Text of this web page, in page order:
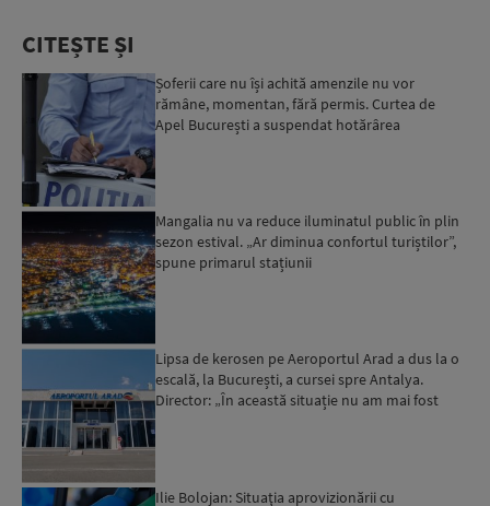
CITEȘTE ȘI
Șoferii care nu își achită amenzile nu vor
rămâne, momentan, fără permis. Curtea de
Apel București a suspendat hotărârea
Mangalia nu va reduce iluminatul public în plin
sezon estival. „Ar diminua confortul turiștilor”,
spune primarul stațiunii
Lipsa de kerosen pe Aeroportul Arad a dus la o
escală, la București, a cursei spre Antalya.
Director: „În această situație nu am mai fost
Ilie Bolojan: Situaţia aprovizionării cu